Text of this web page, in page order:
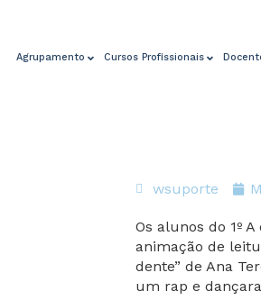
Agrupamento Cursos Profissionais
wsuporte
Os alunos do 1º
animação de
dente” de Ana
um rap e